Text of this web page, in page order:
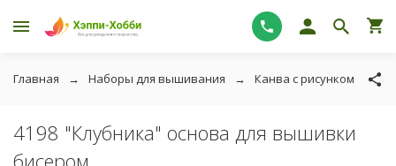
Главная Наборы для вышивания Канва с рисунком
4198 "Клубника" основа для вышивки
бисером